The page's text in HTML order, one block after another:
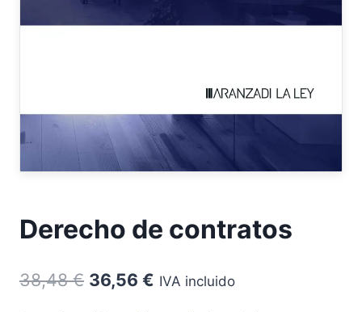
Derecho de contratos
38,48€ El
36,56 € El
IVA incluido